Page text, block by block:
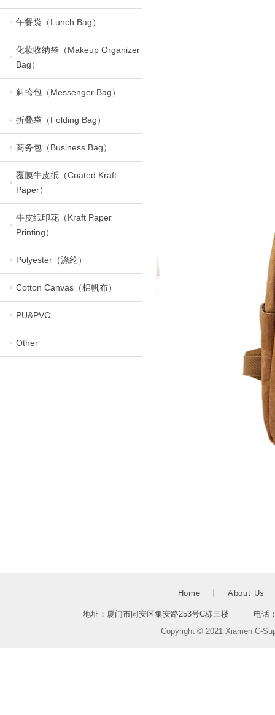
午餐袋（Lunch Bag）
化妆收纳袋（Makeup Organizer
Bag）
斜挎包（Messenger Bag）
折叠袋（Folding Bag）
商务包（Business Bag）
覆膜牛皮纸（Coated Kraft
Paper）
牛皮纸印花（Kraft Paper
Printing）
Polyester（涤纶）
Cotton Canvas（棉帆布）
PU&PVC
Other
Home About Us
地址：厦门市同安区集安路253号C栋三楼 电话
Copyright © 2021 Xiamen C-